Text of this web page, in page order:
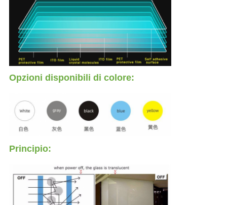
Opzioni disponibili di colore:
Principio: